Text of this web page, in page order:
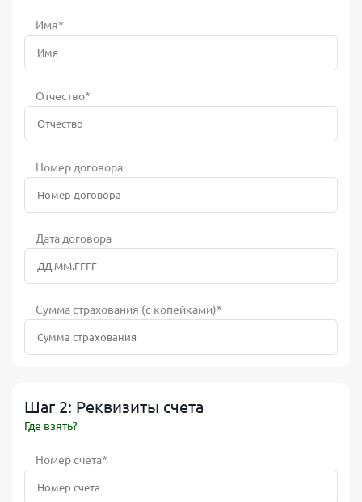
Имя*
Отчество*
Номер договора
Дата договора
Сумма страхования (с копейками)*
Шаг 2: Реквизиты счета
Где взять?
Номер счета*